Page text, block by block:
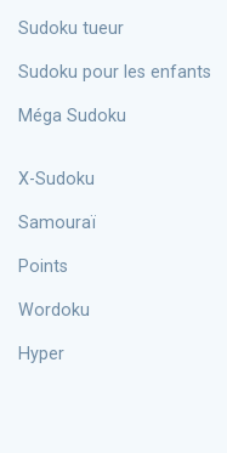
Sudoku tueur
Sudoku pour les enfants
Méga Sudoku
X-Sudoku
Samouraï
Points
Wordoku
Hyper